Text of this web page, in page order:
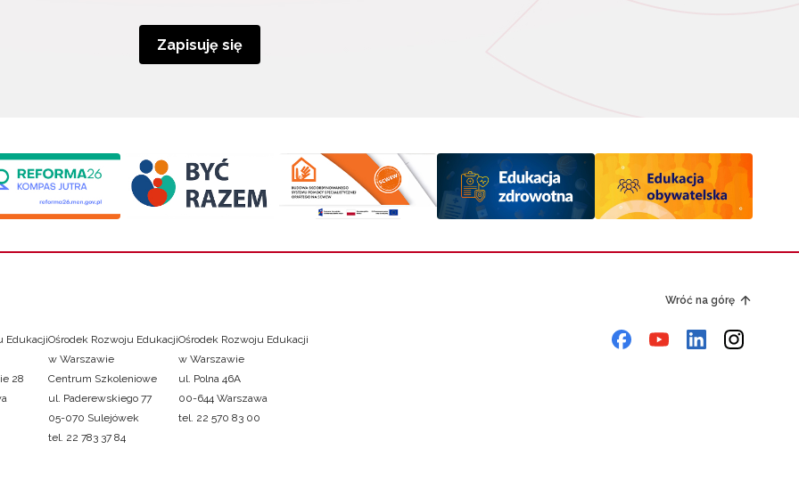
Zapisuję się
Wróć na górę
Edukacji
28
Ośrodek Rozwoju Edukacji
w Warszawie
Centrum Szkoleniowe
ul. Paderewskiego 77
05-070 Sulejówek
tel. 22 783 37 84
Ośrodek Rozwoju Edukacji
w Warszawie
ul. Polna 46A
00-644 Warszawa
tel. 22 570 83 00